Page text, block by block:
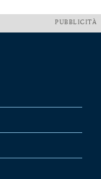
PUBBLICITÀ